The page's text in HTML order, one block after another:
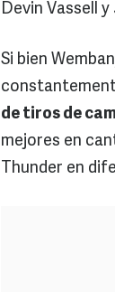
Devin Vassell
Si bien
de tiros de
mejores en
Thunder en